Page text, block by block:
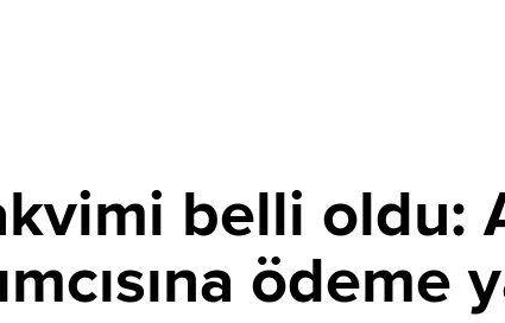
belli oldu:
ödeme